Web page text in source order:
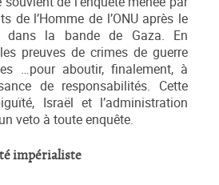
de l’Homme de l’ONU après le
dans la bande de Gaza. En
preuves de crimes de guerre
…pour aboutir, finalement, à
de responsabilités. Cette
Israël et l’administration
veto à toute enquête.
impérialiste